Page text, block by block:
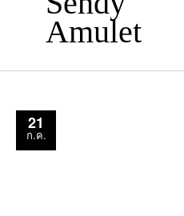
21
ก.ค.